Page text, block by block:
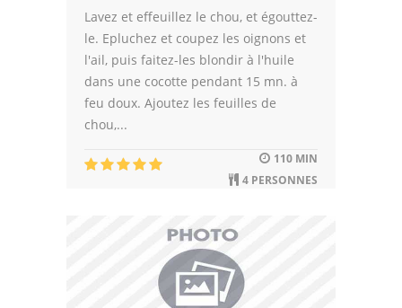
Lavez et effeuillez le chou, et égouttez-
le. Epluchez et coupez les oignons et
l'ail, puis faitez-les blondir à l'huile
dans une cocotte pendant 15 mn. à
feu doux. Ajoutez les feuilles de
chou,...
110 MIN
4 PERSONNES